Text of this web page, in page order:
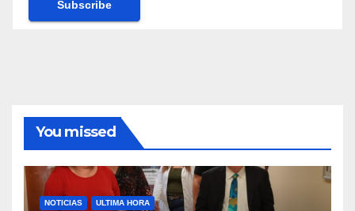
You missed
NOTICIAS ULTIMA HORA